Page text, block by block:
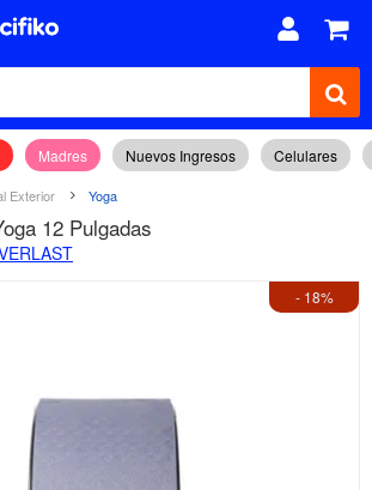
Madres Nuevos Ingresos Celulares
Exterior Yoga
12 Pulgadas
- 18%